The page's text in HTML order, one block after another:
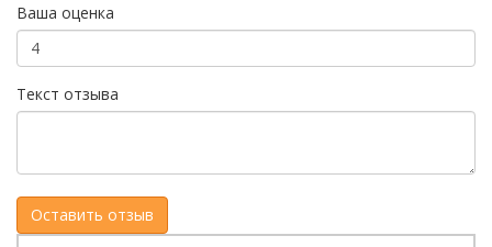
Ваша оценка
Текст отзыва